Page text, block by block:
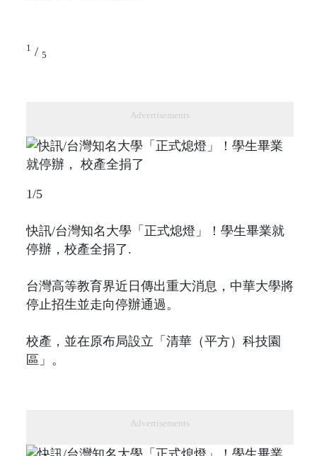
1 / 5
Advertisements
1/5
快訊/台灣知名大學「正式熄燈」！學生畢業就
停辦，校產全捐了.
台灣高等教育界近日傳出重大消息，中華大學將
停止招生並走向停辦通過。
校產，並在原布局設立「清華（平方）科技園
區」。
Advertisements